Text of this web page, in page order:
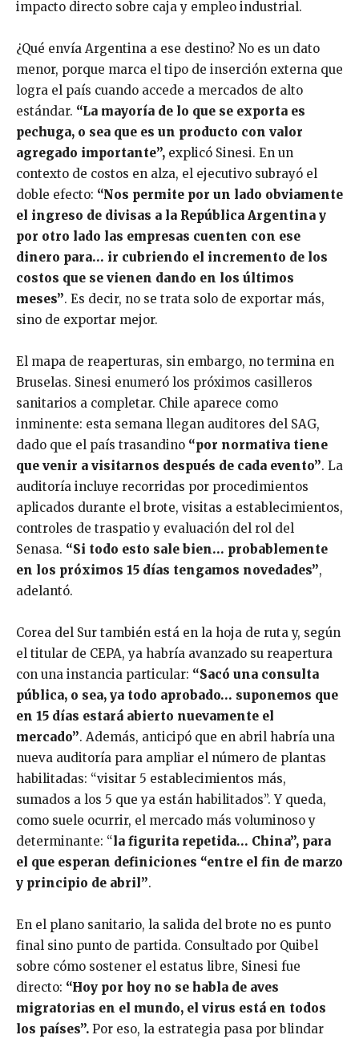
impacto directo sobre caja y empleo industrial.
¿Qué envía Argentina a ese destino? No es un dato
menor, porque marca el tipo de inserción externa que
logra el país cuando accede a mercados de alto
estándar. “La mayoría de lo que se exporta es
pechuga, o sea que es un producto con valor
agregado importante”, explicó Sinesi. En un
contexto de costos en alza, el ejecutivo subrayó el
doble efecto: “Nos permite por un lado obviamente
el ingreso de divisas a la República Argentina y
por otro lado las empresas cuenten con ese
dinero para… ir cubriendo el incremento de los
costos que se vienen dando en los últimos
meses”. Es decir, no se trata solo de exportar más,
sino de exportar mejor.
El mapa de reaperturas, sin embargo, no termina en
Bruselas. Sinesi enumeró los próximos casilleros
sanitarios a completar. Chile aparece como
inminente: esta semana llegan auditores del SAG,
dado que el país trasandino “por normativa tiene
que venir a visitarnos después de cada evento”. La
auditoría incluye recorridas por procedimientos
aplicados durante el brote, visitas a establecimientos,
controles de traspatio y evaluación del rol del
Senasa. “Si todo esto sale bien… probablemente
en los próximos 15 días tengamos novedades”,
adelantó.
Corea del Sur también está en la hoja de ruta y, según
el titular de CEPA, ya habría avanzado su reapertura
con una instancia particular: “Sacó una consulta
pública, o sea, ya todo aprobado… suponemos que
en 15 días estará abierto nuevamente el
mercado”. Además, anticipó que en abril habría una
nueva auditoría para ampliar el número de plantas
habilitadas: “visitar 5 establecimientos más,
sumados a los 5 que ya están habilitados”. Y queda,
como suele ocurrir, el mercado más voluminoso y
determinante: “la figurita repetida… China”, para
el que esperan definiciones “entre el fin de marzo
y principio de abril”.
En el plano sanitario, la salida del brote no es punto
final sino punto de partida. Consultado por Quibel
sobre cómo sostener el estatus libre, Sinesi fue
directo: “Hoy por hoy no se habla de aves
migratorias en el mundo, el virus está en todos
los países”. Por eso, la estrategia pasa por blindar